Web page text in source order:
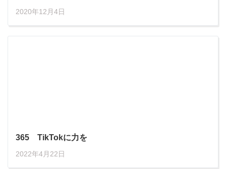
2020年12月4日
365 TikTokに力を
2022年4月22日